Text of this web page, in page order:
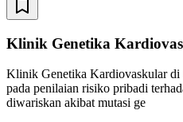
Klinik Genetika
Klinik Genetika Kardiovaskular
pada penilaian risiko pribadi
diwariskan akibat mutasi ge